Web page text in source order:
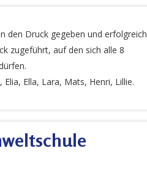
den Druck gegeben und erfolgreich
zugeführt, auf den sich alle 8
Ella, Lara, Mats, Henri, Lillie.